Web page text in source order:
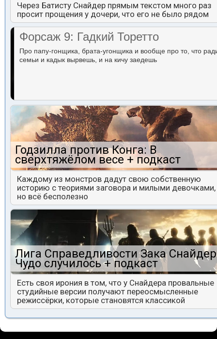
Через Батисту Снайдер прямым текстом много раз
просит прощения у дочери, что его не было рядом
Форсаж 9: Гадкий Торетто
Про папу-гонщика, брата-угонщика и вообще про то, что
семьи и кадык вырвешь, и на кичу заедешь
Годзилла против Конга: В
сверхтяжёлом весе + подкаст
Каждому из монстров дадут свою собственную
историю с теориями заговора и милыми девочками,
но всё бесполезно
Лига Справедливости Зака
Чудо случилось + подкаст
Есть своя ирония в том, что у Снайдера провальные
студийные версии получают переосмысленные
режиссёрки, которые становятся классикой